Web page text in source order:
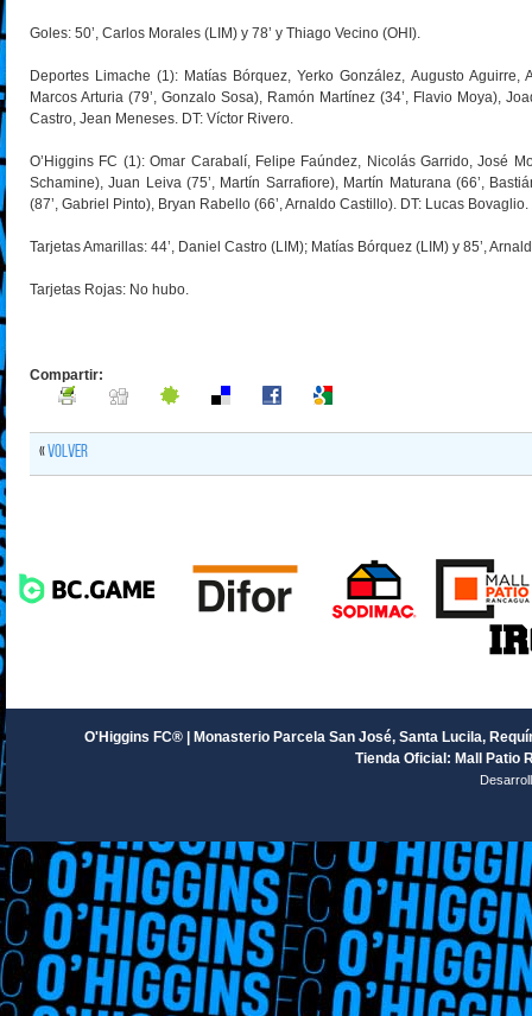
Goles: 50’, Carlos Morales (LIM) y 78’ y Thiago Vecino (OHI).
Deportes Limache (1): Matías Bórquez, Yerko González, Augusto
Marcos Arturia (79’, Gonzalo Sosa), Ramón Martínez (34’, Flavio Moya),
Castro, Jean Meneses. DT: Víctor Rivero.
O’Higgins FC (1): Omar Carabalí, Felipe Faúndez, Nicolás Garrido, José
Schamine), Juan Leiva (75’, Martín Sarrafiore), Martín Maturana (66’,
(87’, Gabriel Pinto), Bryan Rabello (66’, Arnaldo Castillo). DT: Lucas Bovaglio.
Tarjetas Amarillas: 44’, Daniel Castro (LIM); Matías Bórquez (LIM) y 85’,
Tarjetas Rojas: No hubo.
Compartir:
«Volver
O'Higgins FC® | Monasterio Parcela San José, Santa Lucila,
Tienda Oficial: Mall Patio